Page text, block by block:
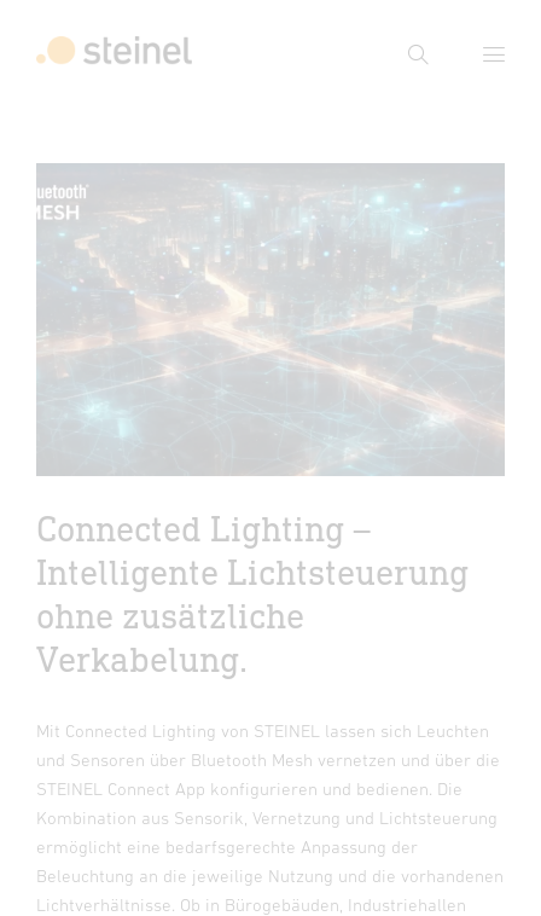
Suche
Suchbegriff eingeben
Connected Lighting –
Intelligente Lichtsteuerung
ohne zusätzliche
Verkabelung.
Mit Connected Lighting von STEINEL lassen sich Leuchten
und Sensoren über Bluetooth Mesh vernetzen und über die
STEINEL Connect App konfigurieren und bedienen. Die
Kombination aus Sensorik, Vernetzung und Lichtsteuerung
ermöglicht eine bedarfsgerechte Anpassung der
Beleuchtung an die jeweilige Nutzung und die vorhandenen
Lichtverhältnisse. Ob in Bürogebäuden, Industriehallen